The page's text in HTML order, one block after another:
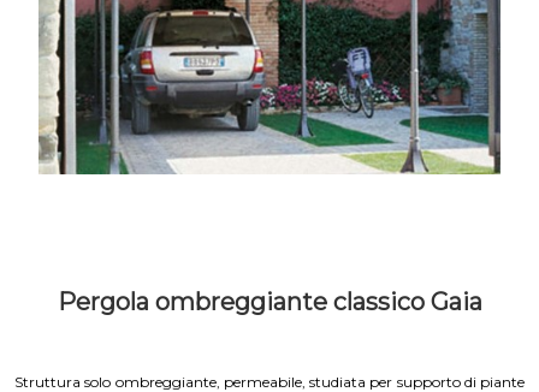
Pergola ombreggiante classico Gaia
Struttura solo ombreggiante, permeabile, studiata per supporto di piante